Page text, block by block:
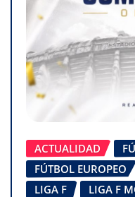
ACTUALIDAD
FÚTBOL EUROPEO
LIGA F
LIGA F